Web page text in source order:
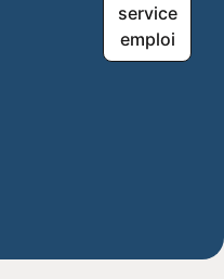
service
emploi